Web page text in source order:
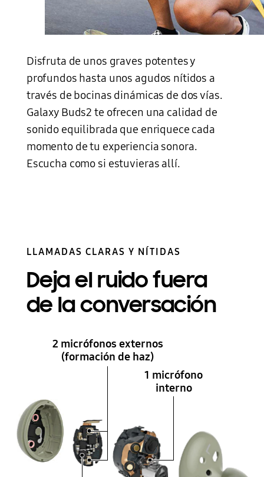
Disfruta de unos graves potentes y
profundos hasta unos agudos nítidos a
través de bocinas dinámicas de dos vías.
Galaxy Buds2 te ofrecen una calidad de
sonido equilibrada que enriquece cada
momento de tu experiencia sonora.
Escucha como si estuvieras allí.
LLAMADAS CLARAS Y NÍTIDAS
Deja el ruido fuera
de la conversación
1 micrófono
interno
2 micrófonos externos
(formación de haz)